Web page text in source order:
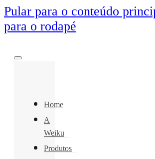
Pular para o conteúdo
para o rodapé
Home
A
Weiku
Produtos